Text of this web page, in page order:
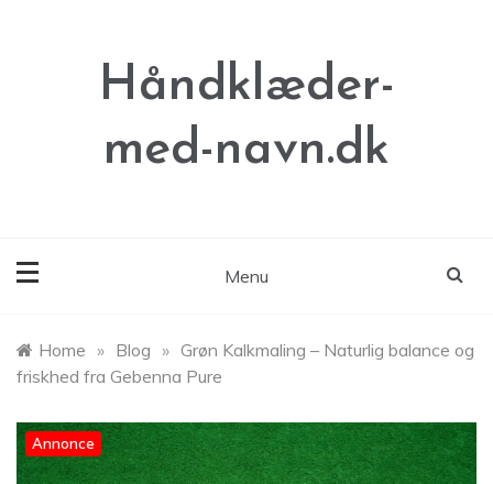
Håndklæder-
med-navn.dk
Menu
Home » Blog » Grøn Kalkmaling – Naturlig balance og
friskhed fra Gebenna Pure
Annonce